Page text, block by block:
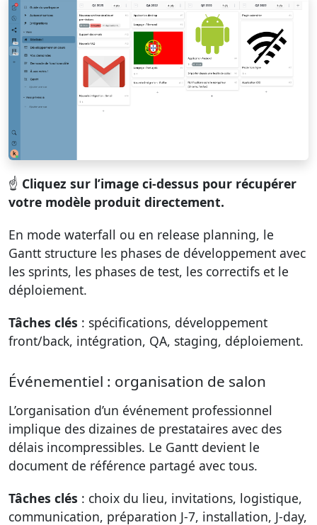
☝️ Cliquez sur l’image ci-dessus pour récupérer
votre modèle produit directement.
En mode waterfall ou en release planning, le
Gantt structure les phases de développement avec
les sprints, les phases de test, les correctifs et le
déploiement.
Tâches clés : spécifications, développement
front/back, intégration, QA, staging, déploiement.
Événementiel : organisation de salon
L’organisation d’un événement professionnel
implique des dizaines de prestataires avec des
délais incompressibles. Le Gantt devient le
document de référence partagé avec tous.
Tâches clés : choix du lieu, invitations, logistique,
communication, préparation J-7, installation, J-day,